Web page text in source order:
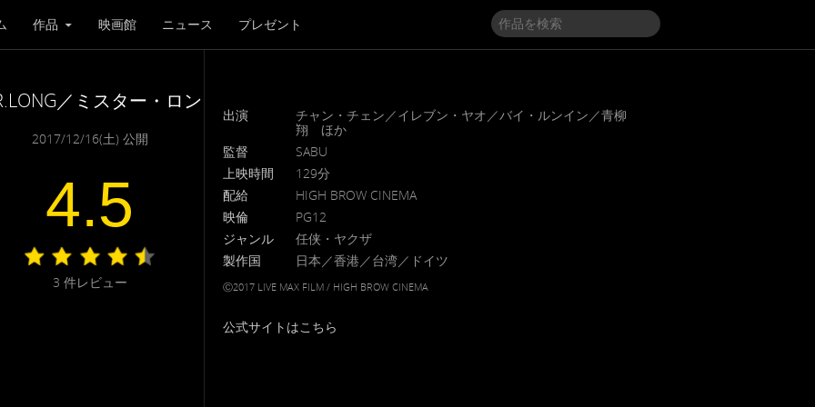
作品 映画館 ニュース プレゼント
／ミスター・ロン
2017/12/16(土) 公開
4.5
3 件レビュー
出演
チャン・チェン／イレブン・ヤオ／バイ・ルンイン／青柳
翔 ほか
監督
SABU
上映時間
129分
配給
HIGH BROW CINEMA
映倫
PG12
ジャンル
任侠・ヤクザ
製作国
日本／香港／台湾／ドイツ
Ⓒ2017 LIVE MAX FILM / HIGH BROW CINEMA
公式サイトはこちら